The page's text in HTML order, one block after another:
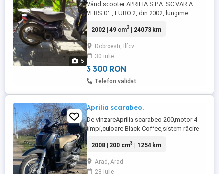
5
Vând scooter APRILIA S.P.A. SC VAR.A
VERS.01 , EURO 2, din 2002, lungime
combustibil benzină ulei
2002 | 49 cm3 | 24073 km
Dobroesti, Ilfov
30 iulie
3 300 RON
Telefon validat
Aprilia scarabeo.
De vinzareAprilia scarabeo 200,motor 4
timpi,culoare Black Coffee,sistem răcire
electric,14 KW,19hp,suspensie hidraulica
amortizoare,anvelope michelin în stare
foarte bună,frine disc,greutate 154
2008 | 200 cm3 | 1254 km
Arad, Arad
28 iulie